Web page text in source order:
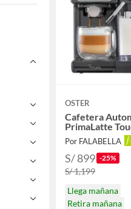
OSTER
Cafetera
PrimaLatte
Por FALABELLA
S/ 899 -25%
S/ 1,199
Llega mañana
Retira mañana